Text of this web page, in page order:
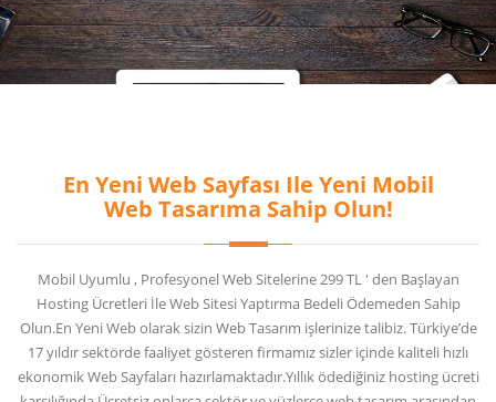
En Yeni Web Sayfası Ile Yeni Mobil
Web Tasarıma Sahip Olun!
Mobil Uyumlu , Profesyonel Web Sitelerine 299 TL ' den Başlayan
Hosting Ücretleri İle Web Sitesi Yaptırma Bedeli Ödemeden Sahip
Olun.En Yeni Web olarak sizin Web Tasarım işlerinize talibiz. Türkiye’de
17 yıldır sektörde faaliyet gösteren firmamız sizler içinde kaliteli hızlı
ekonomik Web Sayfaları hazırlamaktadır.Yıllık ödediğiniz hosting ücreti